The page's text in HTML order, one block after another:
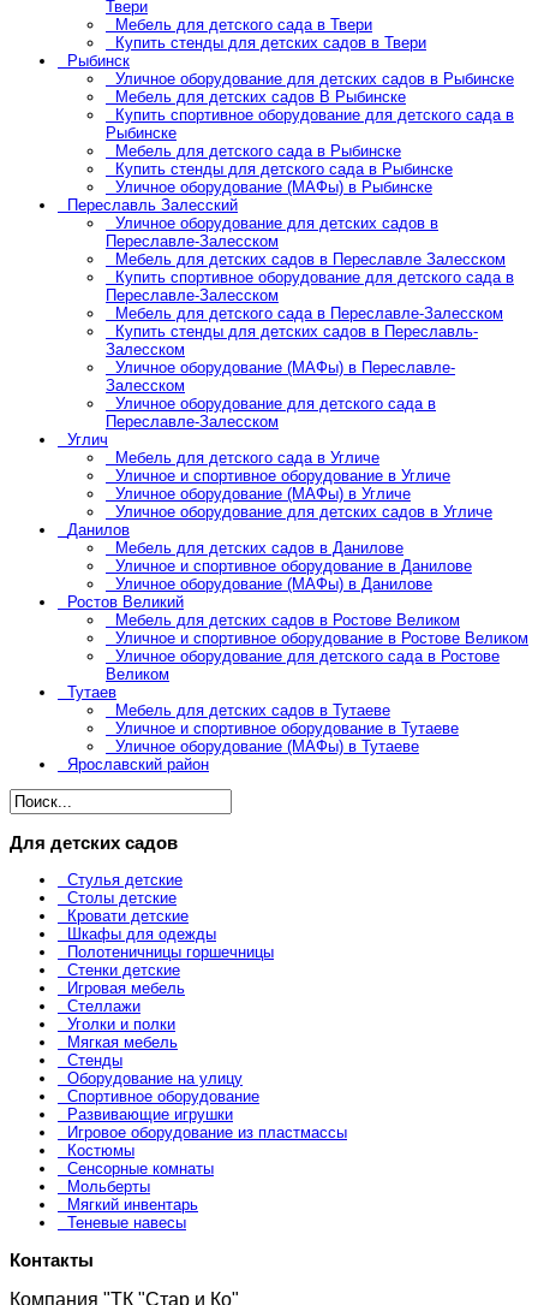
Твери
Мебель для детского сада в Твери
Купить стенды для детских садов в Твери
Рыбинск
Уличное оборудование для детских садов в Рыбинске
Мебель для детских садов В Рыбинске
Купить спортивное оборудование для детского сада в
Рыбинске
Мебель для детского сада в Рыбинске
Купить стенды для детского сада в Рыбинске
Уличное оборудование (МАФы) в Рыбинске
Переславль Залесский
Уличное оборудование для детских садов в
Переславле-Залесском
Мебель для детских садов в Переславле Залесском
Купить спортивное оборудование для детского сада в
Переславле-Залесском
Мебель для детского сада в Переславле-Залесском
Купить стенды для детских садов в Переславль-
Залесском
Уличное оборудование (МАФы) в Переславле-
Залесском
Уличное оборудование для детского сада в
Переславле-Залесском
Углич
Мебель для детского сада в Угличе
Уличное и спортивное оборудование в Угличе
Уличное оборудование (МАФы) в Угличе
Уличное оборудование для детских садов в Угличе
Данилов
Мебель для детских садов в Данилове
Уличное и спортивное оборудование в Данилове
Уличное оборудование (МАФы) в Данилове
Ростов Великий
Мебель для детских садов в Ростове Великом
Уличное и спортивное оборудование в Ростове Великом
Уличное оборудование для детского сада в Ростове
Великом
Тутаев
Мебель для детских садов в Тутаеве
Уличное и спортивное оборудование в Тутаеве
Уличное оборудование (МАФы) в Тутаеве
Ярославский район
Для детских садов
Стулья детские
Столы детские
Кровати детские
Шкафы для одежды
Полотеничницы горшечницы
Стенки детские
Игровая мебель
Стеллажи
Уголки и полки
Мягкая мебель
Стенды
Оборудование на улицу
Спортивное оборудование
Развивающие игрушки
Игровое оборудование из пластмассы
Костюмы
Сенсорные комнаты
Мольберты
Мягкий инвентарь
Теневые навесы
Контакты
Компания "ТК "Стар и Ко"